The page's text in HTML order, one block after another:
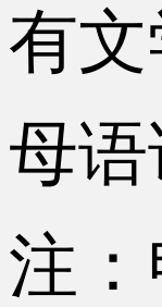
有
母
注